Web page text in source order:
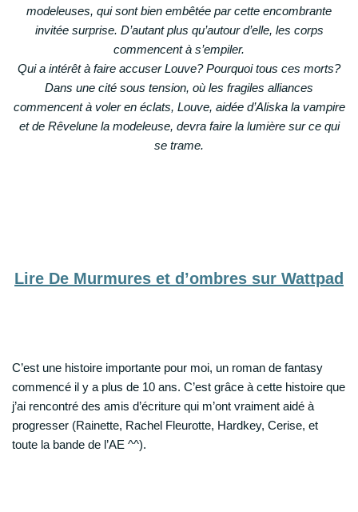
modeleuses, qui sont bien embêtée par cette encombrante
invitée surprise. D’autant plus qu’autour d’elle, les corps
commencent à s’empiler.
Qui a intérêt à faire accuser Louve? Pourquoi tous ces morts?
Dans une cité sous tension, où les fragiles alliances
commencent à voler en éclats, Louve, aidée d’Aliska la vampire
et de Rêvelune la modeleuse, devra faire la lumière sur ce qui
se trame.
Lire De Murmures et d’ombres sur Wattpad
C’est une histoire importante pour moi, un roman de fantasy
commencé il y a plus de 10 ans. C’est grâce à cette histoire que
j’ai rencontré des amis d’écriture qui m’ont vraiment aidé à
progresser (Rainette, Rachel Fleurotte, Hardkey, Cerise, et
toute la bande de l’AE ^^).